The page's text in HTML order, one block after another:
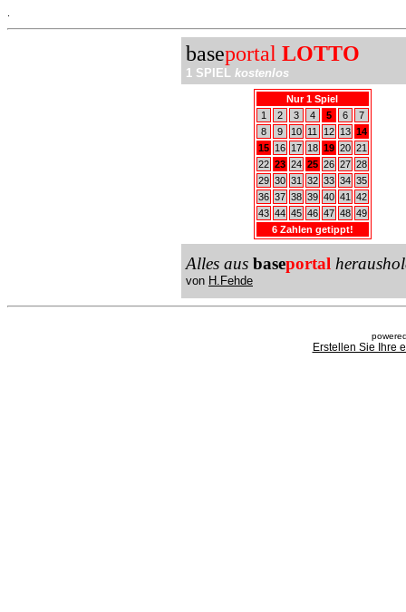
baseportal LOTTO
1 SPIEL kostenlos
Nur 1 Spiel
1
2 3 4 5 6
7
8
9 10 11 12 13 14
15
16 17 18 19 20 21
22 23 24 25 26 27 28
29 30 31 32 33 34 35
36 37 38 39 40 41
42
43 44 45 46 47 48 49
6 Zahlen getippt!
Alles aus baseportal
von H.Fehde
Erstellen Sie Ihre